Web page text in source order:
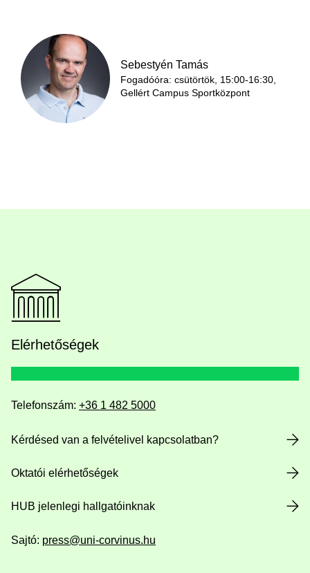
Sebestyén Tamás
Fogadóóra: csütörtök, 15:00-16:30,
Gellért Campus Sportközpont
Elérhetőségek
Telefonszám: +36 1 482 5000
Kérdésed van a felvételivel kapcsolatban?
Oktatói elérhetőségek
HUB jelenlegi hallgatóinknak
Sajtó: press@uni-corvinus.hu